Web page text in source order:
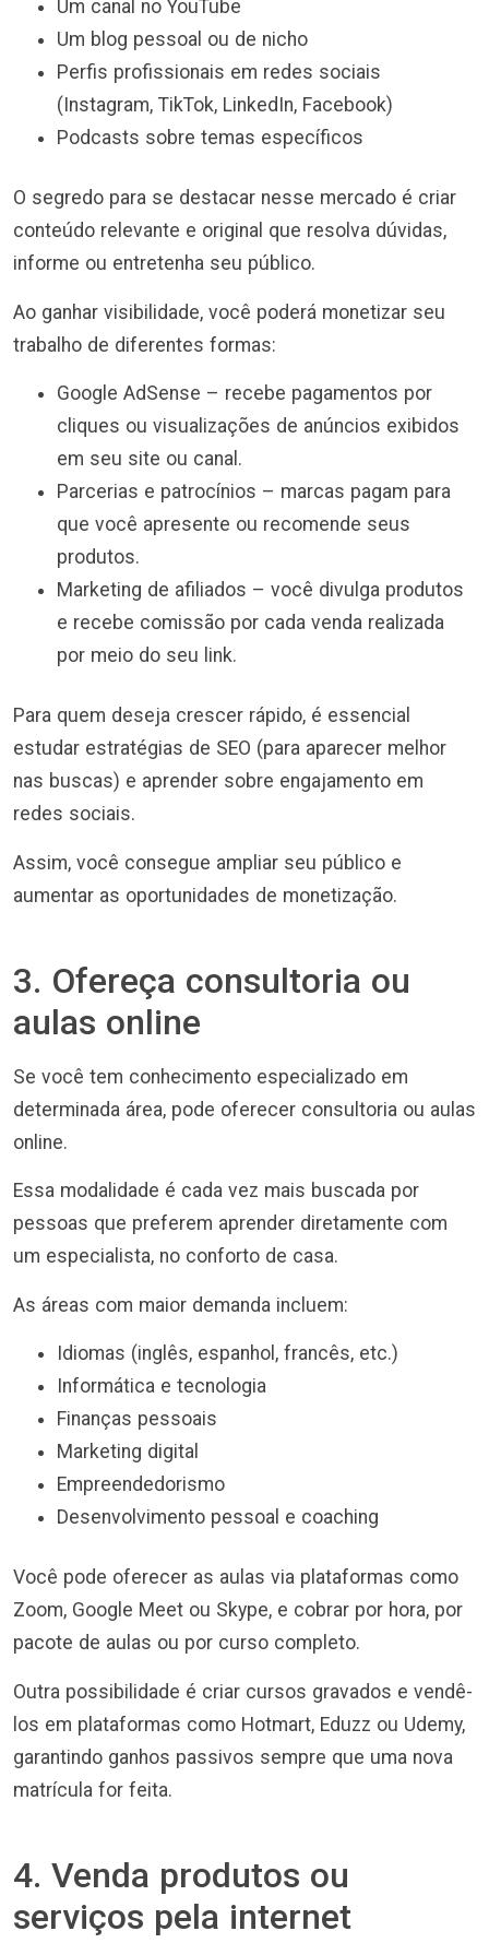
Um canal no YouTube
Um blog pessoal ou de nicho
Perfis profissionais em redes sociais
(Instagram, TikTok, LinkedIn, Facebook)
Podcasts sobre temas específicos
O segredo para se destacar nesse mercado é criar
conteúdo relevante e original que resolva dúvidas,
informe ou entretenha seu público.
Ao ganhar visibilidade, você poderá monetizar seu
trabalho de diferentes formas:
Google AdSense – recebe pagamentos por
cliques ou visualizações de anúncios exibidos
em seu site ou canal.
Parcerias e patrocínios – marcas pagam para
que você apresente ou recomende seus
produtos.
Marketing de afiliados – você divulga produtos
e recebe comissão por cada venda realizada
por meio do seu link.
Para quem deseja crescer rápido, é essencial
estudar estratégias de SEO (para aparecer melhor
nas buscas) e aprender sobre engajamento em
redes sociais.
Assim, você consegue ampliar seu público e
aumentar as oportunidades de monetização.
3. Ofereça consultoria ou
aulas online
Se você tem conhecimento especializado em
determinada área, pode oferecer consultoria ou aulas
online.
Essa modalidade é cada vez mais buscada por
pessoas que preferem aprender diretamente com
um especialista, no conforto de casa.
As áreas com maior demanda incluem:
Idiomas (inglês, espanhol, francês, etc.)
Informática e tecnologia
Finanças pessoais
Marketing digital
Empreendedorismo
Desenvolvimento pessoal e coaching
Você pode oferecer as aulas via plataformas como
Zoom, Google Meet ou Skype, e cobrar por hora, por
pacote de aulas ou por curso completo.
Outra possibilidade é criar cursos gravados e vendê-
los em plataformas como Hotmart, Eduzz ou Udemy,
garantindo ganhos passivos sempre que uma nova
matrícula for feita.
4. Venda produtos ou
serviços pela internet